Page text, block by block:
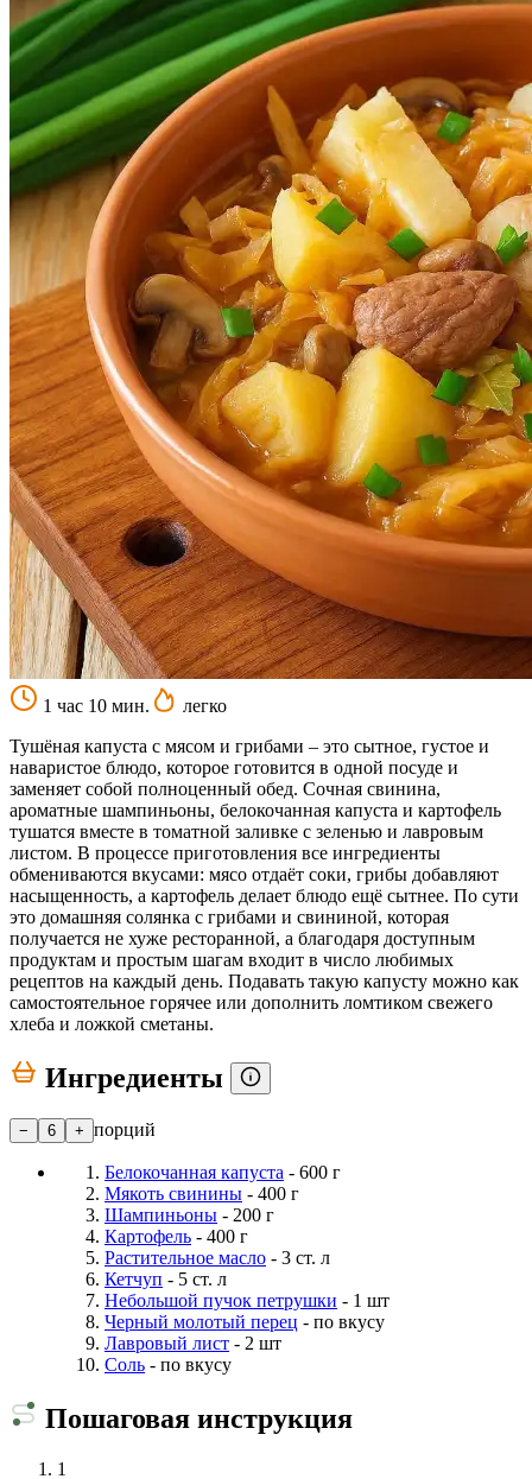
1 час 10 мин.
легко
Тушёная капуста с мясом и грибами – это сытное, густое и
наваристое блюдо, которое готовится в одной посуде и
заменяет собой полноценный обед. Сочная свинина,
ароматные шампиньоны, белокочанная капуста и картофель
тушатся вместе в томатной заливке с зеленью и лавровым
листом. В процессе приготовления все ингредиенты
обмениваются вкусами: мясо отдаёт соки, грибы добавляют
насыщенность, а картофель делает блюдо ещё сытнее. По сути
это домашняя солянка с грибами и свининой, которая
получается не хуже ресторанной, а благодаря доступным
продуктам и простым шагам входит в число любимых
рецептов на каждый день. Подавать такую капусту можно как
самостоятельное горячее или дополнить ломтиком свежего
хлеба и ложкой сметаны.
Ингредиенты
− 6 + порций
Белокочанная капуста - 600 г
Мякоть свинины - 400 г
Шампиньоны - 200 г
Картофель - 400 г
Растительное масло - 3 ст. л
Кетчуп - 5 ст. л
Небольшой пучок петрушки - 1 шт
Черный молотый перец - по вкусу
Лавровый лист - 2 шт
Соль - по вкусу
Пошаговая инструкция
1